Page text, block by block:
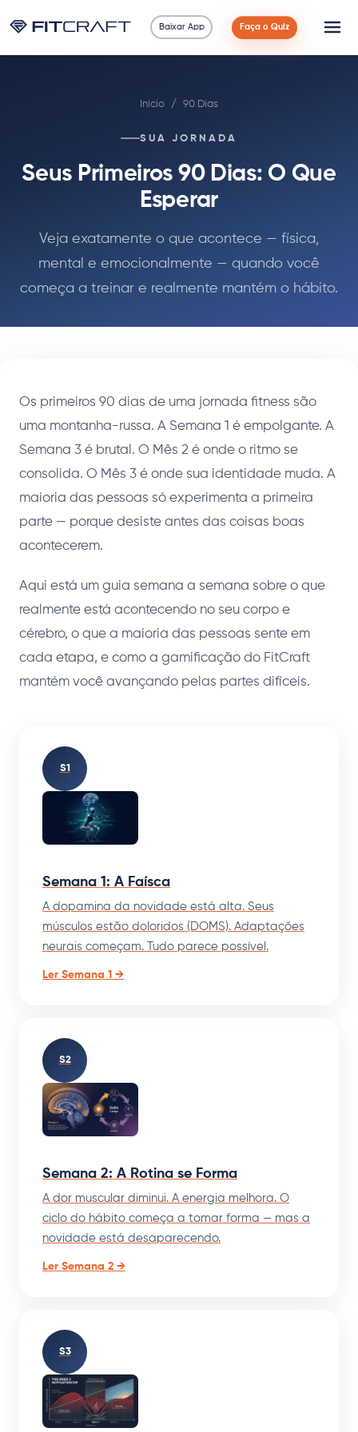
Baixar App Faça o Quiz
Exercícios
Início / 90 Dias
SUA JORNADA
Seus Primeiros 90 Dias: O Que
Esperar
Veja exatamente o que acontece — física,
mental e emocionalmente — quando você
começa a treinar e realmente mantém o hábito.
Os primeiros 90 dias de uma jornada fitness são
uma montanha-russa. A Semana 1 é empolgante. A
Semana 3 é brutal. O Mês 2 é onde o ritmo se
consolida. O Mês 3 é onde sua identidade muda. A
maioria das pessoas só experimenta a primeira
parte — porque desiste antes das coisas boas
acontecerem.
Aqui está um guia semana a semana sobre o que
realmente está acontecendo no seu corpo e
cérebro, o que a maioria das pessoas sente em
cada etapa, e como a gamificação do FitCraft
mantém você avançando pelas partes difíceis.
S1
Semana 1: A Faísca
A dopamina da novidade está alta. Seus
músculos estão doloridos (DOMS). Adaptações
neurais começam. Tudo parece possível.
Ler Semana 1 →
S2
Semana 2: A Rotina se Forma
A dor muscular diminui. A energia melhora. O
ciclo do hábito começa a tomar forma — mas a
novidade está desaparecendo.
Ler Semana 2 →
S3